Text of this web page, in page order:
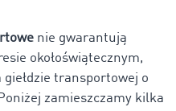
nie gwarantują
okołoświątecznym,
transportowej o
zamieszczamy kilka